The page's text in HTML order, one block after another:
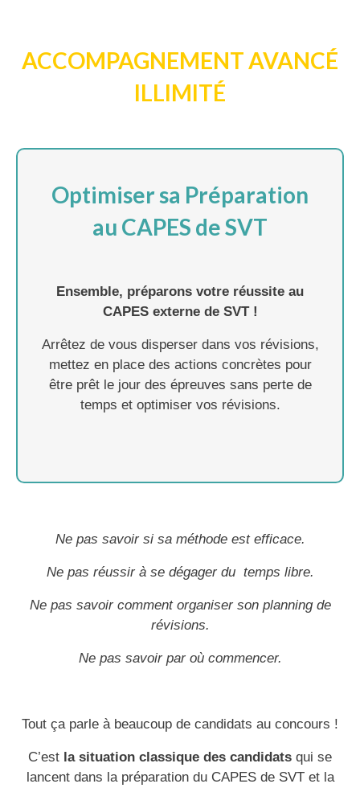
ACCOMPAGNEMENT AVANCÉ
ILLIMITÉ
Optimiser sa Préparation
au CAPES de SVT
Ensemble, préparons votre réussite au
CAPES externe de SVT !
Arrêtez de vous disperser dans vos révisions,
mettez en place des actions concrètes pour
être prêt le jour des épreuves sans perte de
temps et optimiser vos révisions.
Ne pas savoir si sa méthode est efficace.
Ne pas réussir à se dégager du temps libre.
Ne pas savoir comment organiser son planning de
révisions.
Ne pas savoir par où commencer.
Tout ça parle à beaucoup de candidats au concours !
C’est la situation classique des candidats qui se
lancent dans la préparation du CAPES de SVT et la